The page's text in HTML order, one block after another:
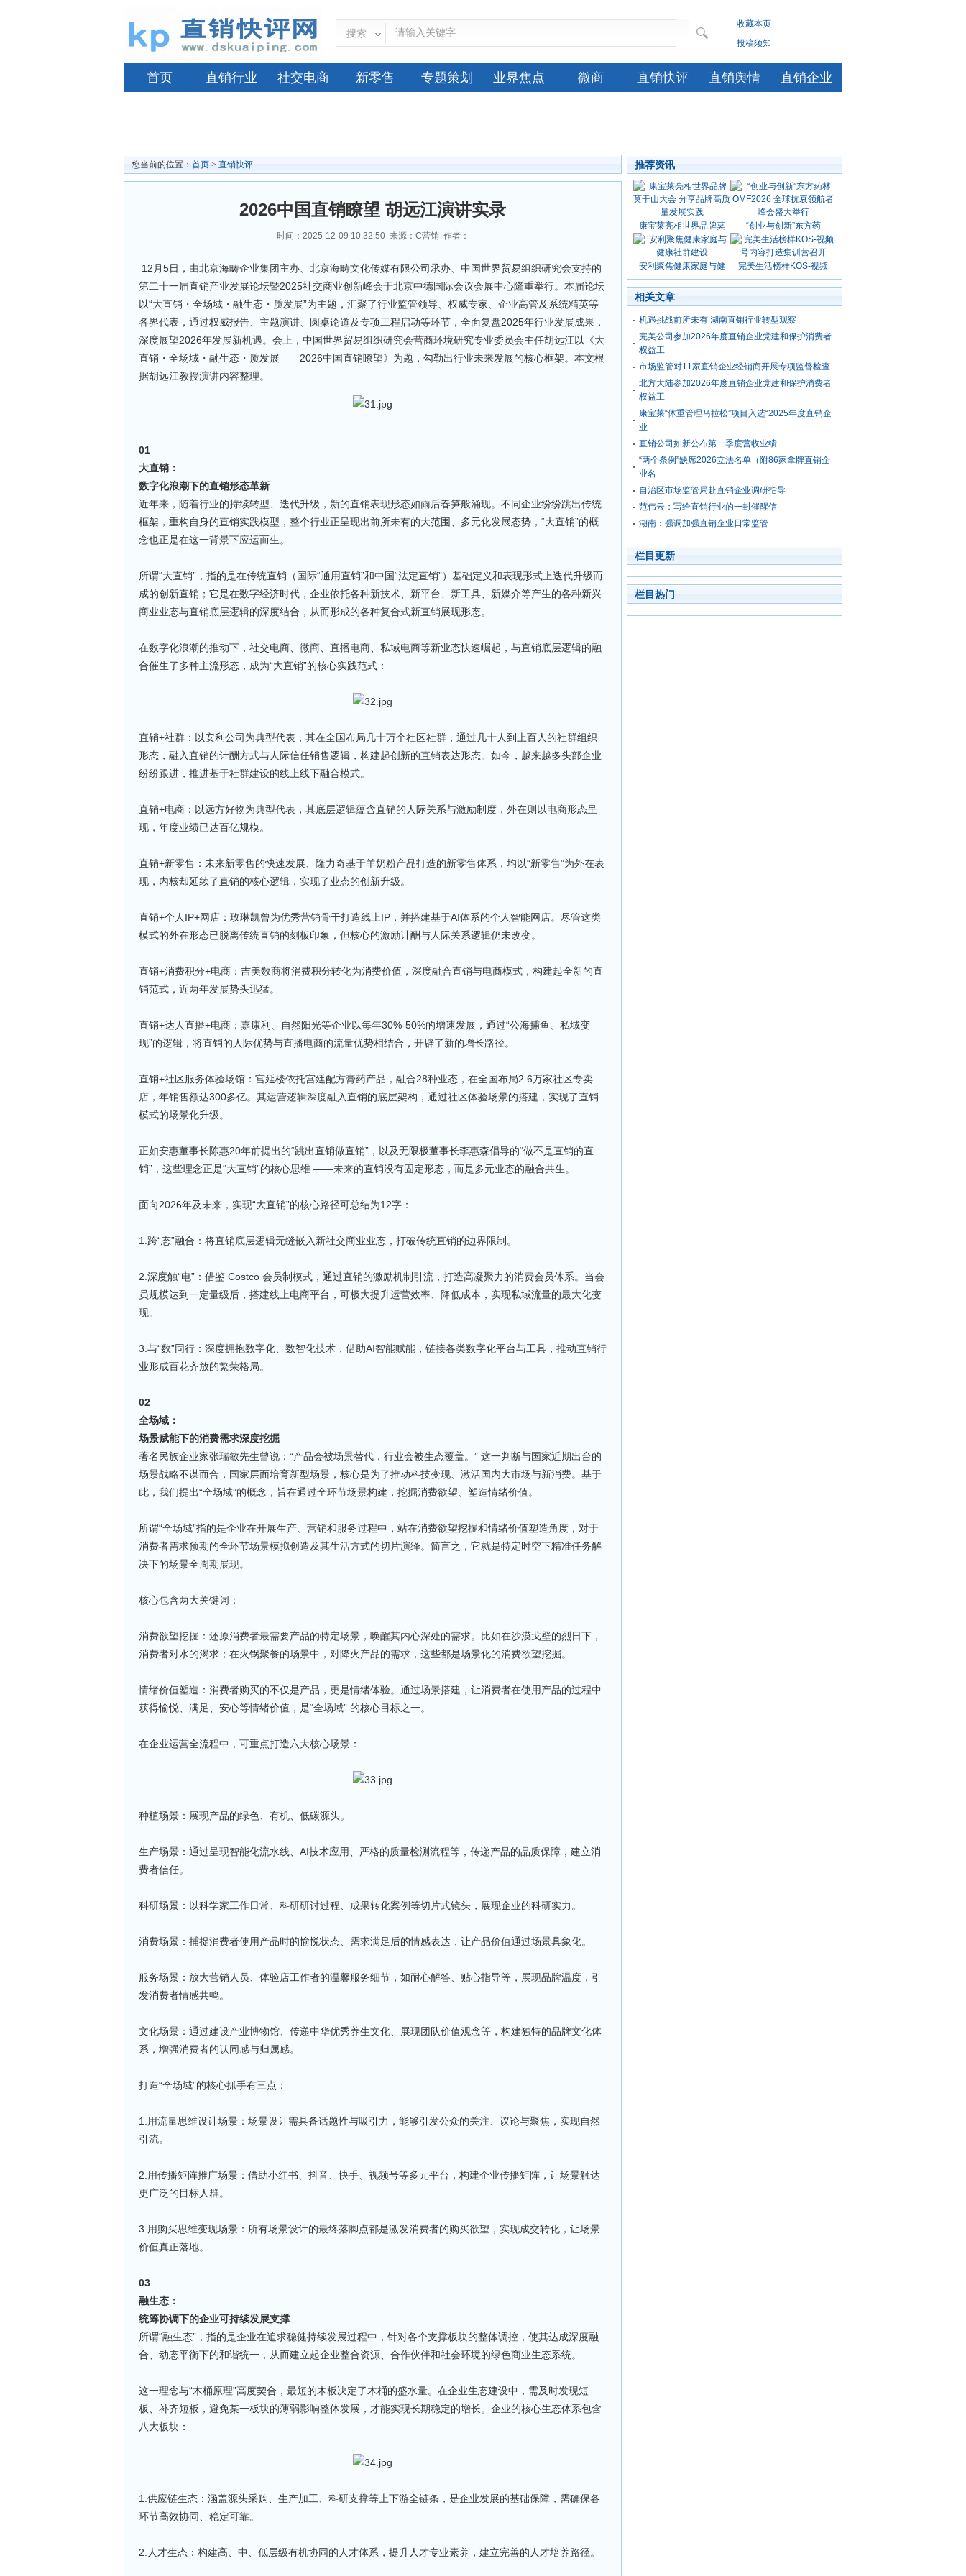
搜索
收藏本页
投稿须知
首页 直销行业 社交电商 新零售 专题策划 业界焦点 微商 直销快评 直销舆情 直销企业
您当前的位置： 首页 > 直销快评
2026中国直销瞭望 胡远江演讲实录
时间：2025-12-09 10:32:50 来源：C营销 作者：
12月5日，由北京海畴企业集团主办、北京海畴文化传媒有限公司承办、中国世界贸易组织研究会支持的
第二十一届直销产业发展论坛暨2025社交商业创新峰会于北京中德国际会议会展中心隆重举行。本届论坛
以“大直销・全场域・融生态・质发展”为主题，汇聚了行业监管领导、权威专家、企业高管及系统精英等
各界代表，通过权威报告、主题演讲、圆桌论道及专项工程启动等环节，全面复盘2025年行业发展成果，
深度展望2026年发展新机遇。会上，中国世界贸易组织研究会营商环境研究专业委员会主任胡远江以《大
直销・全场域・融生态・质发展——2026中国直销瞭望》为题，勾勒出行业未来发展的核心框架。本文根
据胡远江教授演讲内容整理。
01
大直销：
数字化浪潮下的直销形态革新
近年来，随着行业的持续转型、迭代升级，新的直销表现形态如雨后春笋般涌现。不同企业纷纷跳出传统
框架，重构自身的直销实践模型，整个行业正呈现出前所未有的大范围、多元化发展态势，“大直销”的概
念也正是在这一背景下应运而生。
所谓“大直销”，指的是在传统直销（国际“通用直销”和中国“法定直销”）基础定义和表现形式上迭代升级而
成的创新直销；它是在数字经济时代，企业依托各种新技术、新平台、新工具、新媒介等产生的各种新兴
商业业态与直销底层逻辑的深度结合，从而形成的各种复合式新直销展现形态。
在数字化浪潮的推动下，社交电商、微商、直播电商、私域电商等新业态快速崛起，与直销底层逻辑的融
合催生了多种主流形态，成为“大直销”的核心实践范式：
直销+社群：以安利公司为典型代表，其在全国布局几十万个社区社群，通过几十人到上百人的社群组织
形态，融入直销的计酬方式与人际信任销售逻辑，构建起创新的直销表达形态。如今，越来越多头部企业
纷纷跟进，推进基于社群建设的线上线下融合模式。
直销+电商：以远方好物为典型代表，其底层逻辑蕴含直销的人际关系与激励制度，外在则以电商形态呈
现，年度业绩已达百亿规模。
直销+新零售：未来新零售的快速发展、隆力奇基于羊奶粉产品打造的新零售体系，均以“新零售”为外在表
现，内核却延续了直销的核心逻辑，实现了业态的创新升级。
直销+个人IP+网店：玫琳凯曾为优秀营销骨干打造线上IP，并搭建基于AI体系的个人智能网店。尽管这类
模式的外在形态已脱离传统直销的刻板印象，但核心的激励计酬与人际关系逻辑仍未改变。
直销+消费积分+电商：吉美数商将消费积分转化为消费价值，深度融合直销与电商模式，构建起全新的直
销范式，近两年发展势头迅猛。
直销+达人直播+电商：嘉康利、自然阳光等企业以每年30%-50%的增速发展，通过“公海捕鱼、私域变
现”的逻辑，将直销的人际优势与直播电商的流量优势相结合，开辟了新的增长路径。
直销+社区服务体验场馆：宫延楼依托宫廷配方膏药产品，融合28种业态，在全国布局2.6万家社区专卖
店，年销售额达300多亿。其运营逻辑深度融入直销的底层架构，通过社区体验场景的搭建，实现了直销
模式的场景化升级。
正如安惠董事长陈惠20年前提出的“跳出直销做直销”，以及无限极董事长李惠森倡导的“做不是直销的直
销”，这些理念正是“大直销”的核心思维 ——未来的直销没有固定形态，而是多元业态的融合共生。
面向2026年及未来，实现“大直销”的核心路径可总结为12字：
1.跨“态”融合：将直销底层逻辑无缝嵌入新社交商业业态，打破传统直销的边界限制。
2.深度触“电”：借鉴 Costco 会员制模式，通过直销的激励机制引流，打造高凝聚力的消费会员体系。当会
员规模达到一定量级后，搭建线上电商平台，可极大提升运营效率、降低成本，实现私域流量的最大化变
现。
3.与“数”同行：深度拥抱数字化、数智化技术，借助AI智能赋能，链接各类数字化平台与工具，推动直销行
业形成百花齐放的繁荣格局。
02
全场域：
场景赋能下的消费需求深度挖掘
著名民族企业家张瑞敏先生曾说：“产品会被场景替代，行业会被生态覆盖。” 这一判断与国家近期出台的
场景战略不谋而合，国家层面培育新型场景，核心是为了推动科技变现、激活国内大市场与新消费。基于
此，我们提出“全场域”的概念，旨在通过全环节场景构建，挖掘消费欲望、塑造情绪价值。
所谓“全场域”指的是企业在开展生产、营销和服务过程中，站在消费欲望挖掘和情绪价值塑造角度，对于
消费者需求预期的全环节场景模拟创造及其生活方式的切片演绎。简言之，它就是特定时空下精准任务解
决下的场景全周期展现。
核心包含两大关键词：
消费欲望挖掘：还原消费者最需要产品的特定场景，唤醒其内心深处的需求。比如在沙漠戈壁的烈日下，
消费者对水的渴求；在火锅聚餐的场景中，对降火产品的需求，这些都是场景化的消费欲望挖掘。
情绪价值塑造：消费者购买的不仅是产品，更是情绪体验。通过场景搭建，让消费者在使用产品的过程中
获得愉悦、满足、安心等情绪价值，是“全场域” 的核心目标之一。
在企业运营全流程中，可重点打造六大核心场景：
种植场景：展现产品的绿色、有机、低碳源头。
生产场景：通过呈现智能化流水线、AI技术应用、严格的质量检测流程等，传递产品的品质保障，建立消
费者信任。
科研场景：以科学家工作日常、科研研讨过程、成果转化案例等切片式镜头，展现企业的科研实力。
消费场景：捕捉消费者使用产品时的愉悦状态、需求满足后的情感表达，让产品价值通过场景具象化。
服务场景：放大营销人员、体验店工作者的温馨服务细节，如耐心解答、贴心指导等，展现品牌温度，引
发消费者情感共鸣。
文化场景：通过建设产业博物馆、传递中华优秀养生文化、展现团队价值观念等，构建独特的品牌文化体
系，增强消费者的认同感与归属感。
打造“全场域”的核心抓手有三点：
1.用流量思维设计场景：场景设计需具备话题性与吸引力，能够引发公众的关注、议论与聚焦，实现自然
引流。
2.用传播矩阵推广场景：借助小红书、抖音、快手、视频号等多元平台，构建企业传播矩阵，让场景触达
更广泛的目标人群。
3.用购买思维变现场景：所有场景设计的最终落脚点都是激发消费者的购买欲望，实现成交转化，让场景
价值真正落地。
03
融生态：
统筹协调下的企业可持续发展支撑
所谓“融生态”，指的是企业在追求稳健持续发展过程中，针对各个支撑板块的整体调控，使其达成深度融
合、动态平衡下的和谐统一，从而建立起企业整合资源、合作伙伴和社会环境的绿色商业生态系统。
这一理念与“木桶原理”高度契合，最短的木板决定了木桶的盛水量。在企业生态建设中，需及时发现短
板、补齐短板，避免某一板块的薄弱影响整体发展，才能实现长期稳定的增长。企业的核心生态体系包含
八大板块：
1.供应链生态：涵盖源头采购、生产加工、科研支撑等上下游全链条，是企业发展的基础保障，需确保各
环节高效协同、稳定可靠。
2.人才生态：构建高、中、低层级有机协同的人才体系，提升人才专业素养，建立完善的人才培养路径。
推荐资讯
康宝莱亮相世界品牌莫 “创业与创新”东方药
安利聚焦健康家庭与健 完美生活榜样KOS-视频
相关文章
机遇挑战前所未有 湖南直销行业转型观察
完美公司参加2026年度直销企业党建和保护消费者
权益工
市场监管对11家直销企业经销商开展专项监督检查
北方大陆参加2026年度直销企业党建和保护消费者
权益工
康宝莱“体重管理马拉松”项目入选“2025年度直销企
业
直销公司如新公布第一季度营收业绩
“两个条例”缺席2026立法名单（附86家拿牌直销企
业名
自治区市场监管局赴直销企业调研指导
范伟云：写给直销行业的一封催醒信
湖南：强调加强直销企业日常监管
栏目更新
栏目热门